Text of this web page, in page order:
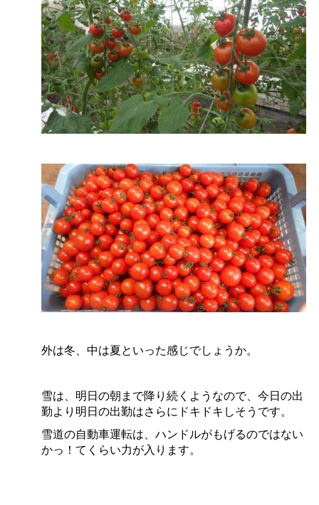
外は冬、中は夏といった感じでしょうか。
雪は、明日の朝まで降り続くようなので、今日の出
勤より明日の出勤はさらにドキドキしそうです。
雪道の自動車運転は、ハンドルがもげるのではない
かっ！てくらい力が入ります。